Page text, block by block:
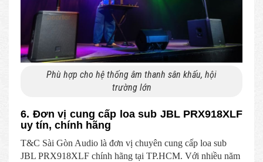
Phù hợp cho hệ thống âm thanh sân khấu, hội
trường lớn
6. Đơn vị cung cấp loa sub JBL PRX918XLF
uy tín, chính hãng
T&C Sài Gòn Audio là đơn vị chuyên cung cấp loa sub
JBL PRX918XLF chính hãng tại TP.HCM. Với nhiều năm